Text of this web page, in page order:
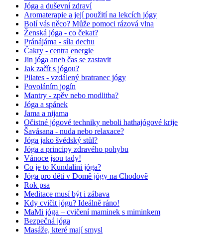
Jóga a duševní zdraví
Aromaterapie a její použití na lekcích jógy
Bolí vás něco? Může pomoci rázová vlna
Ženská jóga - co čekat?
Pránájáma - síla dechu
Čakry - centra energie
Jin jóga aneb čas se zastavit
Jak začít s jógou?
Pilates - vzdálený bratranec jógy
Povoláním jogín
Mantry - zpěv nebo modlitba?
Jóga a spánek
Jama a nijama
Očistné jógové techniky neboli hathajógové krije
Šavásana - nuda nebo relaxace?
Jóga jako švédský stůl?
Jóga a principy zdravého pohybu
Vánoce jsou tady!
Co je to Kundalini jóga?
Jóga pro děti v Domě jógy na Chodově
Rok psa
Meditace musí být i zábava
Kdy cvičit jógu? Ideálně ráno!
MaMi jóga – cvičení maminek s miminkem
Bezpečná jóga
Masáže, které mají smysl